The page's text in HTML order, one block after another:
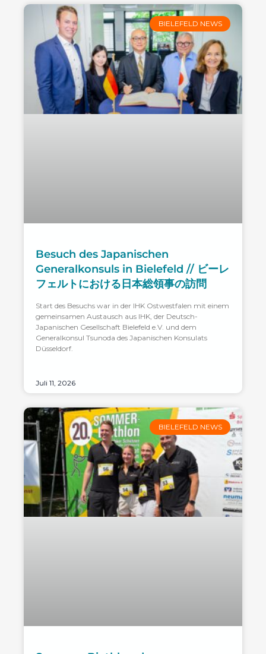
BIELEFELD NEWS
Besuch des Japanischen
Generalkonsuls in Bielefeld // ビーレ
フェルトにおける日本総領事の訪問
Start des Besuchs war in der IHK Ostwestfalen mit einem
gemeinsamen Austausch aus IHK, der Deutsch-
Japanischen Gesellschaft Bielefeld e.V. und dem
Generalkonsul Tsunoda des Japanischen Konsulats
Düsseldorf.
Juli 11, 2026
BIELEFELD NEWS